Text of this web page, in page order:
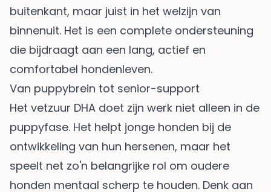
buitenkant, maar juist in het welzijn van
binnenuit. Het is een complete ondersteuning
die bijdraagt aan een lang, actief en
comfortabel hondenleven.
Van puppybrein tot senior-support
Het vetzuur DHA doet zijn werk niet alleen in de
puppyfase. Het helpt jonge honden bij de
ontwikkeling van hun hersenen, maar het
speelt net zo'n belangrijke rol om oudere
honden mentaal scherp te houden. Denk aan